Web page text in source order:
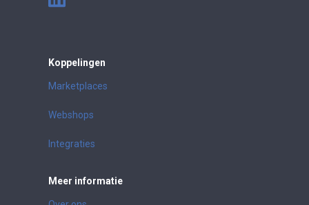
Koppelingen
Marketplaces
Webshops
Integraties
Meer informatie